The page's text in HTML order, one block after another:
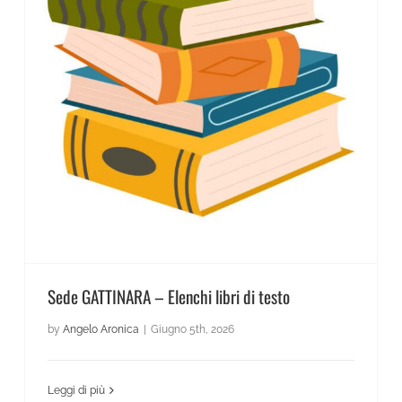
Sede GATTINARA – Elenchi libri di testo
byAngelo Aronica | Giugno 5th, 2026
Leggi di più